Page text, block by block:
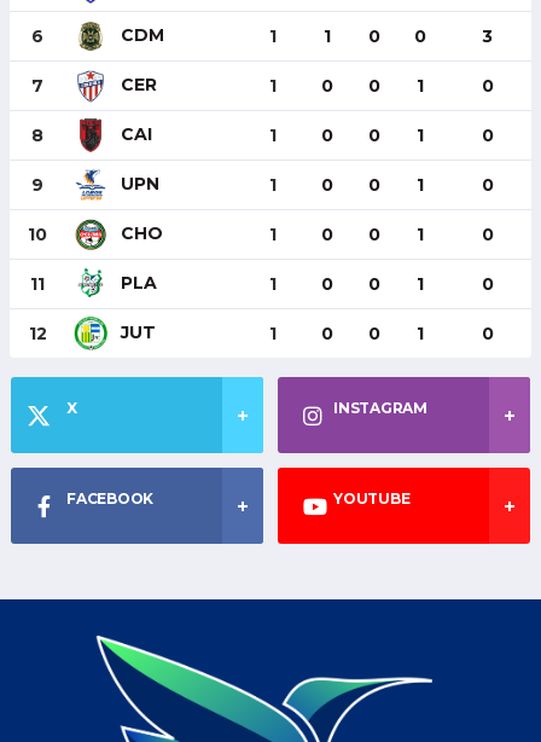
6 CDM 1 1 0 0 3
7 CER 1 0 0 1 0
8 CAI 1 0 0 1 0
9 UPN 1 0 0 1 0
10 CHO 1 0 0 1 0
11 PLA 1 0 0 1 0
12 JUT 1 0 0 1 0
X INSTAGRAM
FACEBOOK YOUTUBE